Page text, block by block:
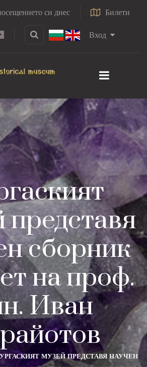
си днес Билети
Вход
представя
сборник
на проф.
Иван
МУЗЕЙ ПРЕДСТАВЯ НАУЧЕН